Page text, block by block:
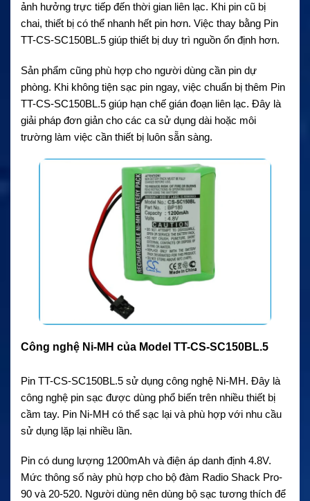
ảnh hưởng trực tiếp đến thời gian liên lạc. Khi pin cũ bị
chai, thiết bị có thể nhanh hết pin hơn. Việc thay bằng Pin
TT-CS-SC150BL.5 giúp thiết bị duy trì nguồn ổn định hơn.
Sản phẩm cũng phù hợp cho người dùng cần pin dự
phòng. Khi không tiện sạc pin ngay, việc chuẩn bị thêm Pin
TT-CS-SC150BL.5 giúp hạn chế gián đoạn liên lạc. Đây là
giải pháp đơn giản cho các ca sử dụng dài hoặc môi
trường làm việc cần thiết bị luôn sẵn sàng.
Công nghệ Ni-MH của Model TT-CS-SC150BL.5
Pin TT-CS-SC150BL.5 sử dụng công nghệ Ni-MH. Đây là
công nghệ pin sạc được dùng phổ biến trên nhiều thiết bị
cầm tay. Pin Ni-MH có thể sạc lại và phù hợp với nhu cầu
sử dụng lặp lại nhiều lần.
Pin có dung lượng 1200mAh và điện áp danh định 4.8V.
Mức thông số này phù hợp cho bộ đàm Radio Shack Pro-
90 và 20-520. Người dùng nên dùng bộ sạc tương thích để